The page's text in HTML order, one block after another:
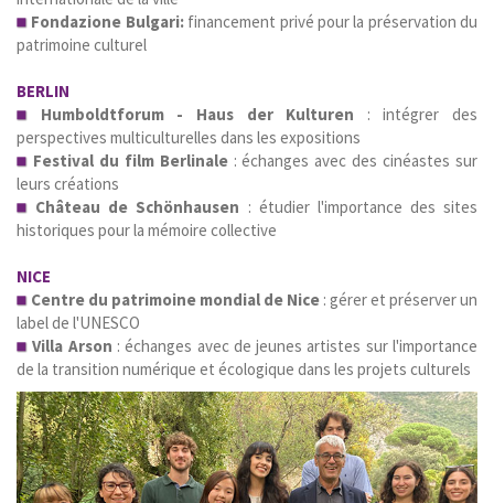
Fondazione Bulgari: financement privé pour la préservation du
patrimoine culturel
BERLIN
Humboldtforum - Haus der Kulturen :
intégrer des
perspectives multiculturelles dans les expositions
Festival du film Berlinale : échanges avec des cinéastes sur
leurs créations
Château de Schönhausen : étudier l'importance des sites
historiques pour la mémoire collective
NICE
Centre du patrimoine mondial de Nice : gérer et préserver un
label de l'UNESCO
Villa Arson : échanges avec de jeunes artistes sur l'importance
de la transition numérique et écologique dans les projets culturels